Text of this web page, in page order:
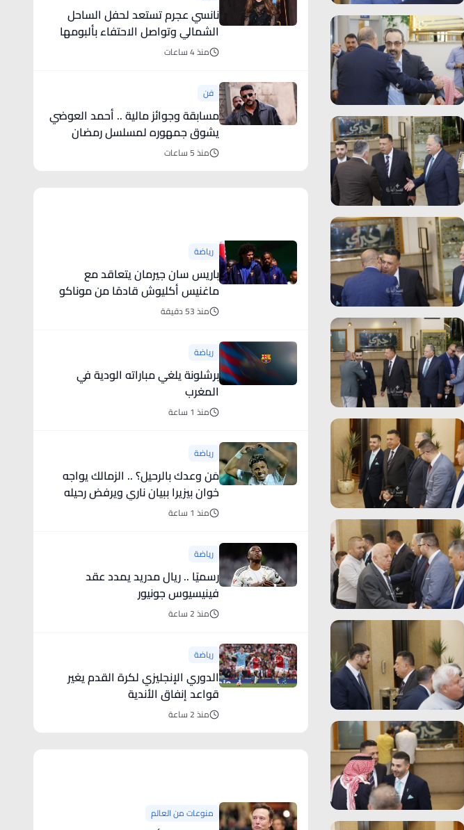
نانسي عجرم تستعد لحفل الساحل
الشمالي وتواصل الاحتفاء بألبومها
منذ 4 ساعات
فن
مسابقة وجوائز مالية .. أحمد العوضي
يشوق جمهوره لمسلسل رمضان
2027
منذ 5 ساعات
رياضة
باريس سان جيرمان يتعاقد مع
ماغنيس أكليوش قادمًا من موناكو
منذ 53 دقيقة
رياضة
برشلونة يلغي مباراته الودية في
المغرب
منذ 1 ساعة
رياضة
مَن وعدك بالرحيل؟ .. الزمالك يواجه
خوان بيزيرا ببيان ناري ويرفض رحيله
منذ 1 ساعة
رياضة
رسميًا .. ريال مدريد يمدد عقد
فينيسيوس جونيور
منذ 2 ساعة
رياضة
الدوري الإنجليزي لكرة القدم يغير
قواعد إنفاق الأندية
منذ 2 ساعة
منوعات من العالم